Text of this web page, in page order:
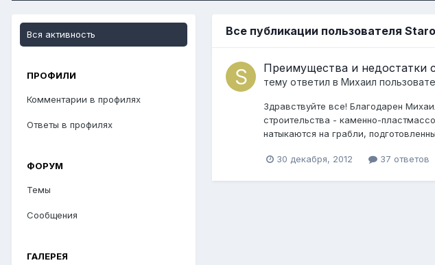
Вся активность
ПРОФИЛИ
Комментарии в профилях
Ответы в профилях
ФОРУМ
Темы
Сообщения
ГАЛЕРЕЯ
Все публикации пользователя
Преимущества и недостатки
тему ответил в Михаил
Здравствуйте все! Благодарен
строительства - каменно-
натыкаются на грабли,
30 декабря, 2012 37 ответов